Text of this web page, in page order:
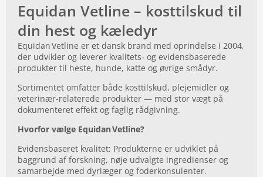
Equidan Vetline – kosttilskud til
din hest og kæledyr
Equidan Vetline er et dansk brand med oprindelse i 2004,
der udvikler og leverer kvalitets‑ og evidensbaserede
produkter til heste, hunde, katte og øvrige smådyr.
Sortimentet omfatter både kosttilskud, plejemidler og
veterinær‑relaterede produkter — med stor vægt på
dokumenteret effekt og faglig rådgivning.
Hvorfor vælge Equidan Vetline?
Evidensbaseret kvalitet: Produkterne er udviklet på
baggrund af forskning, nøje udvalgte ingredienser og
samarbejde med dyrlæger og foderkonsulenter.